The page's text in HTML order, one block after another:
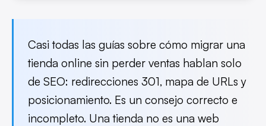
Casi todas las guías sobre cómo migrar una
tienda online sin perder ventas hablan solo
de SEO: redirecciones 301, mapa de URLs y
posicionamiento. Es un consejo correcto e
incompleto. Una tienda no es una web